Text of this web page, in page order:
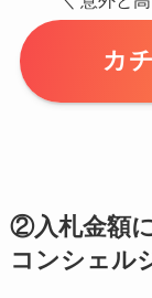
カ
②入札金額
コンシェル